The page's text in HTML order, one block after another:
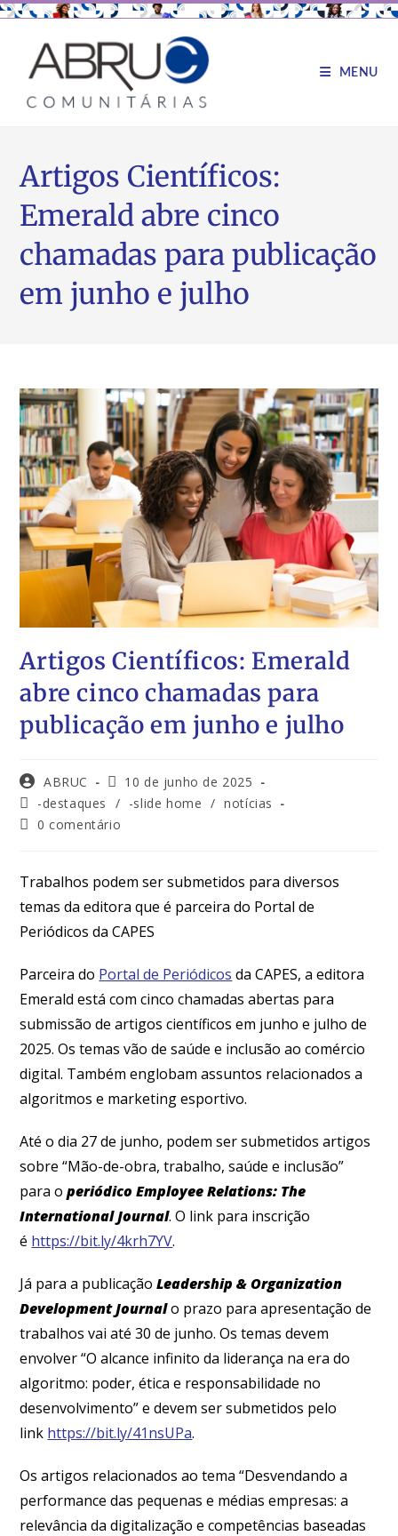
MENU
Artigos Científicos:
Emerald abre cinco
chamadas para publicação
em junho e julho
Artigos Científicos: Emerald
abre cinco chamadas para
publicação em junho e julho
ABRUC
10 de junho de 2025
-destaques
/ -slide home / notícias
0 comentário
Trabalhos podem ser submetidos para diversos
temas da editora que é parceira do Portal de
Periódicos da CAPES
Parceira do Portal de Periódicos da CAPES, a editora
Emerald está com cinco chamadas abertas para
submissão de artigos científicos em junho e julho de
2025. Os temas vão de saúde e inclusão ao comércio
digital. Também englobam assuntos relacionados a
algoritmos e marketing esportivo.
Até o dia 27 de junho, podem ser submetidos artigos
sobre “Mão-de-obra, trabalho, saúde e inclusão”
para operiódico Employee Relations: The
International Journal. O link para inscrição
é https://bit.ly/4krh7YV.
Já para a publicaçãoLeadership & Organization
Development Journalo prazo para apresentação de
trabalhos vai até 30 de junho. Os temas devem
envolver “O alcance infinito da liderança na era do
algoritmo: poder, ética e responsabilidade no
desenvolvimento” e devem ser submetidos pelo
link https://bit.ly/41nsUPa.
Os artigos relacionados ao tema “Desvendando a
performance das pequenas e médias empresas: a
relevância da digitalização e competências baseadas